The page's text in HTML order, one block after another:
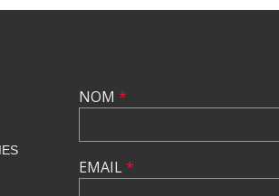
NOM *
EMAIL*